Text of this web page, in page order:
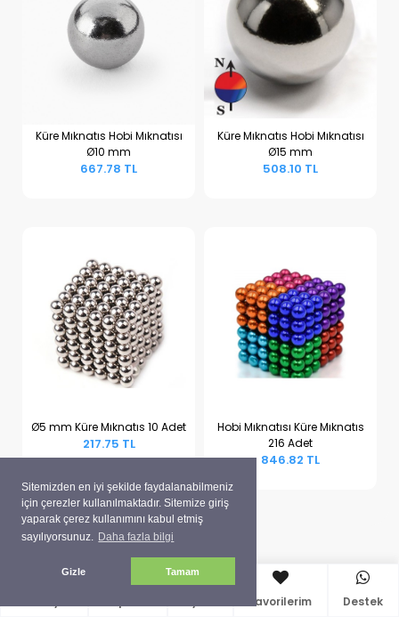
Sitemizden en iyi şekilde faydalanabilmeniz
için çerezler kullanılmaktadır. Sitemize giriş
yaparak çerez kullanımını kabul etmiş
sayılıyorsunuz. Daha fazla bilgi
Gizle Tamam
Sepete Ekle
Küre Mıknatıs Hobi Mıknatısı
Ø10 mm
667.78 TL
Sepete Ekle
Küre Mıknatıs Hobi Mıknatısı
Ø15 mm
508.10 TL
Sepete Ekle
Ø5 mm Küre Mıknatıs 10 Adet
217.75 TL Sepete Ekle
Hobi Mıknatısı Küre Mıknatıs
216 Adet
846.82 TL
Favorilerim Destek